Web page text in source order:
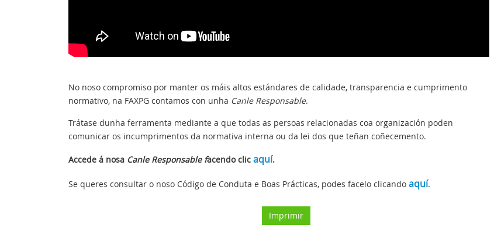
No noso compromiso por manter os máis altos estándares de calidade, transparencia e cumprimento
normativo, na FAXPG contamos con unha Canle Responsable.
Trátase dunha ferramenta mediante a que todas as persoas relacionadas coa organización poden
comunicar os incumprimentos da normativa interna ou da lei dos que teñan coñecemento.
Accede á nosa Canle Responsable facendo clic aquí.
Se queres consultar o noso Código de Conduta e Boas Prácticas, podes facelo clicando aquí.
Imprimir